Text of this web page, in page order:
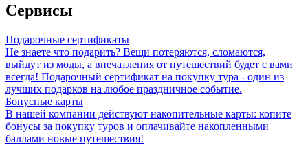
Сервисы
Подарочные сертификаты
Не знаете что подарить? Вещи потеряются, сломаются,
выйдут из моды, а впечатления от путешествий будет с вами
всегда! Подарочный сертификат на покупку тура - один из
лучших подарков на любое праздничное событие.
Бонусные карты
В нашей компании действуют накопительные карты: копите
бонусы за покупку туров и оплачивайте накопленными
баллами новые путешествия!